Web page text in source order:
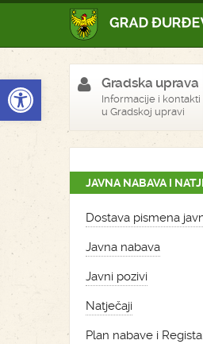
Open toolbar Gradska uprava
Informacije i kontakti
u Gradskoj upravi
JAVNA NABAVA I
Dostava pismena
Javna nabava
Javni pozivi
Natječaji
Plan nabave i